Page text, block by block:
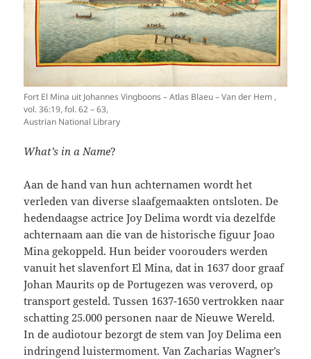
Fort El Mina uit Johannes Vingboons – Atlas Blaeu – Van der Hem ,
vol. 36:19, fol. 62 – 63,
Austrian National Library
What’s in a Name?
Aan de hand van hun achternamen wordt het
verleden van diverse slaafgemaakten ontsloten. De
hedendaagse actrice Joy Delima wordt via dezelfde
achternaam aan die van de historische figuur Joao
Mina gekoppeld. Hun beider voorouders werden
vanuit het slavenfort El Mina, dat in 1637 door graaf
Johan Maurits op de Portugezen was veroverd, op
transport gesteld. Tussen 1637-1650 vertrokken naar
schatting 25.000 personen naar de Nieuwe Wereld.
In de audiotour bezorgt de stem van Joy Delima een
indringend luistermoment. Van Zacharias Wagner’s